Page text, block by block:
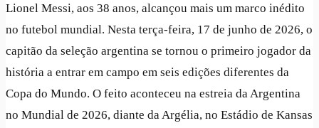
Lionel Messi, aos 38 anos, alcançou mais um marco inédito
no futebol mundial. Nesta terça-feira, 17 de junho de 2026, o
capitão da seleção argentina se tornou o primeiro jogador da
história a entrar em campo em seis edições diferentes da
Copa do Mundo. O feito aconteceu na estreia da Argentina
no Mundial de 2026, diante da Argélia, no Estádio de Kansas